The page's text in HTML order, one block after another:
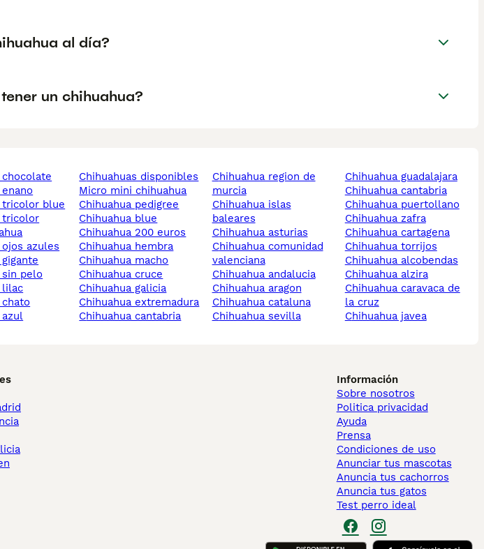
al día?
un chihuahua?
chocolate
enano
tricolor blue
tricolor
ojos azules
gigante
sin pelo
lilac
chato
azul
chihuahuas disponibles
micro mini chihuahua
chihuahua pedigree
chihuahua blue
chihuahua 200 euros
chihuahua hembra
chihuahua macho
chihuahua cruce
chihuahua galicia
chihuahua extremadura
chihuahua cantabria
chihuahua region de
murcia
chihuahua islas
baleares
chihuahua asturias
chihuahua comunidad
valenciana
chihuahua andalucia
chihuahua aragon
chihuahua cataluna
chihuahua sevilla
chihuahua guadalajara
chihuahua cantabria
chihuahua puertollano
chihuahua zafra
chihuahua cartagena
chihuahua torrijos
chihuahua alcobendas
chihuahua alzira
chihuahua caravaca de
la cruz
chihuahua javea
Información
Sobre nosotros
Politica privacidad
Ayuda
Prensa
Condiciones de uso
Anunciar tus mascotas
Anuncia tus cachorros
Anuncia tus gatos
Test perro ideal